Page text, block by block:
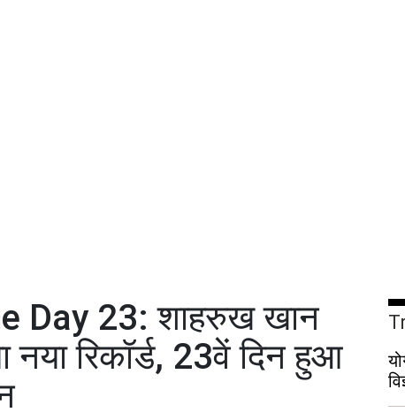
Day 23: शाहरुख खान
नया रिकॉर्ड, 23वें दिन हुआ